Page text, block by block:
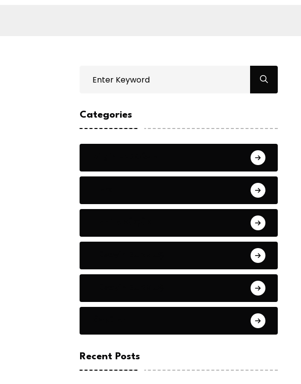
Categories
Recent Posts